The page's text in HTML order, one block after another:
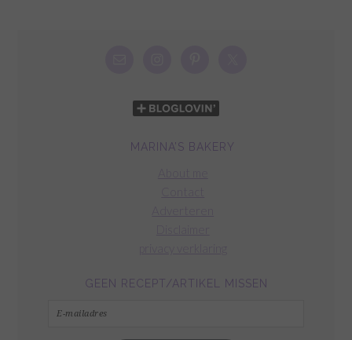
MARINA’S BAKERY
GEEN RECEPT/ARTIKEL MISSEN